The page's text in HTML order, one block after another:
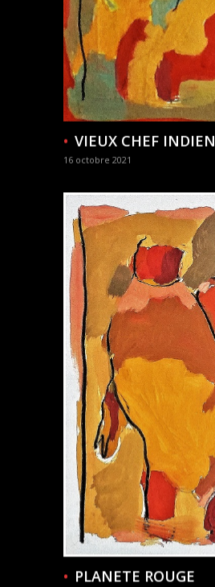
VIEUX CHEF INDIEN
16 octobre 2021
PLANETE ROUGE